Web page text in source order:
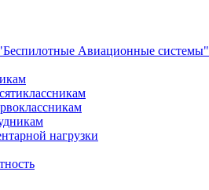
Авиационные системы"
нагрузки